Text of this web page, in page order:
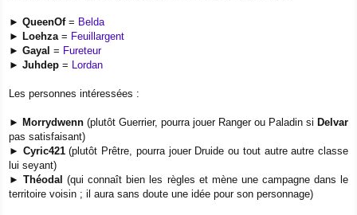
► QueenOf= Belda
► Loehza = Feuillargent
► Gayal = Fureteur
► Juhdep = Lordan
Les personnes intéressées :
► Morrydwenn (plutôt Guerrier, pourra jouer Ranger ou Paladin si Delvar
pas satisfaisant)
► Cyric421(plutôt Prêtre, pourra jouer Druide ou tout autre autre classe
lui seyant)
►Théodal (qui connaît bien les règles et mène une campagne dans le
territoire voisin ; il aura sans doute une idée pour son personnage)